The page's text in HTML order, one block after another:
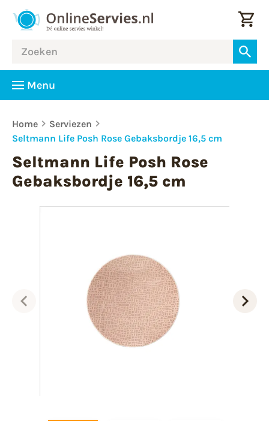
Menu
Home
Serviezen
Seltmann Life Posh Rose Gebaksbordje 16,5 cm
Seltmann Life Posh Rose
Gebaksbordje 16,5 cm